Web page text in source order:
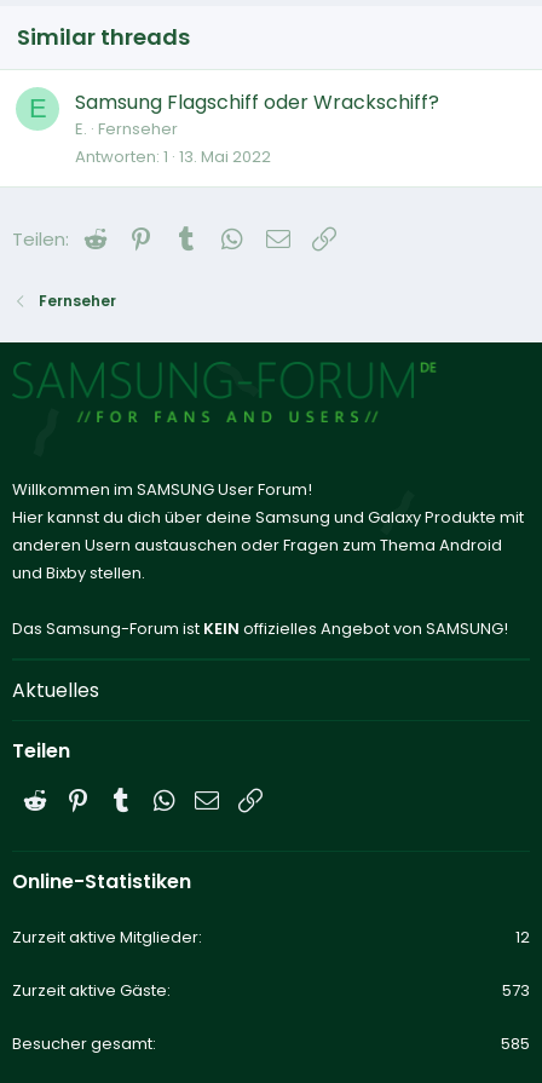
Similar threads
E Samsung Flagschiff oder Wrackschiff?
E. Fernseher
Antworten 1 13. Mai 2022
Teilen: Reddit Pinterest
Tumblr WhatsApp
E-Mail
Fernseher
Willkommen im SAMSUNG User Forum!
Hier kannst du dich über deine Samsung und Galaxy Produkte mit
anderen Usern austauschen oder Fragen zum Thema Android
und Bixby stellen.
Das Samsung-Forum ist KEIN offizielles Angebot von SAMSUNG!
Aktuelles
Teilen
Reddit PinterestTumblrWhatsApp
E-Mail
Online-Statistiken
Zurzeit aktive Mitglieder 12
Zurzeit aktive Gäste 573
Besucher gesamt 585